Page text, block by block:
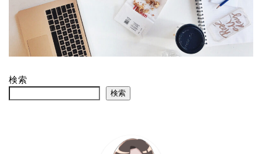
検索
検索